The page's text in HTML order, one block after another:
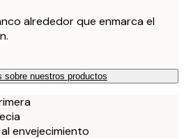
alrededor que enmarca el
sobre nuestros productos
envejecimiento